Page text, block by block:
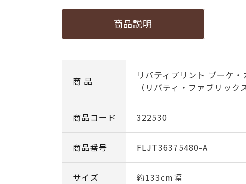
商品説明
商 品
リバティプリント ブーケ
（リバティ・ファブリック
商品コード 322530
商品番号 FLJT36375480-A
サイズ 約133cm幅